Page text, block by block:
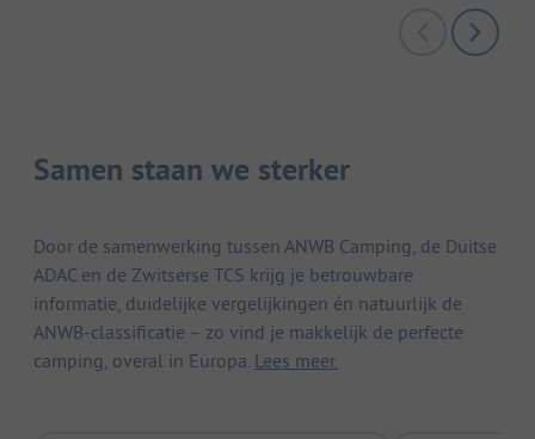
Samen staan we sterker
Door de samenwerking tussen ANWB Camping, de Duitse
ADAC en de Zwitserse TCS krijg je betrouwbare
informatie, duidelijke vergelijkingen én natuurlijk de
ANWB-classificatie – zo vind je makkelijk de perfecte
camping, overal in Europa. Lees meer.